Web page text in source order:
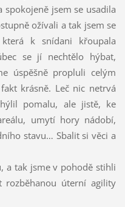
spokojeně jsem se usadila
ožívali a tak jsem se
k snídani křoupala
se jí nechtělo hýbat,
úspěšně propluli celým
krásně. Leč nic netrvá
pomalu, ale jistě, ke
umytí hory nádobí,
stavu… Sbalit si věci a
a tak jsme v pohodě stihli
rozběhanou úterní agility